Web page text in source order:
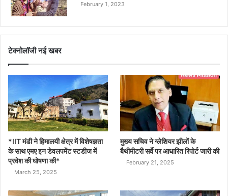
February 1, 2023
टेक्नोलॉजी नई खबर
*IIT मंडी ने हिमालयी क्षेत्र में विशेषज्ञता
के साथ एमए इन डेवलपमेंट स्टडीज में
प्रवेश की घोषणा की*
March 25, 2025
मुख्य सचिव ने ग्लेशियर झीलों के
बैथीमीटरी सर्वे पर आधारित रिपोर्ट जारी की
February 21, 2025